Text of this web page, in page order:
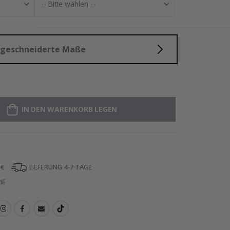
Maße
IN DEN WARENKORB LEGEN
LIEFERUNG 4-7 TAGE